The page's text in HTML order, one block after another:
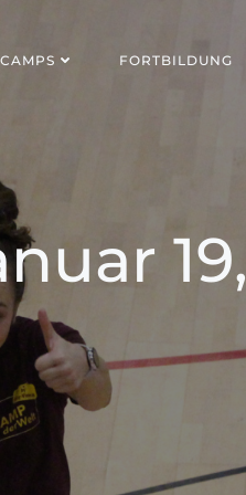
CAMPS FORTBILDUNG